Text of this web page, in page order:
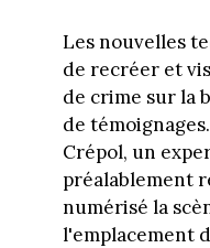
Les nouvelles
de recréer et
de crime sur la
de
Crépol, un
préalablement
numérisé la
l'emplacement